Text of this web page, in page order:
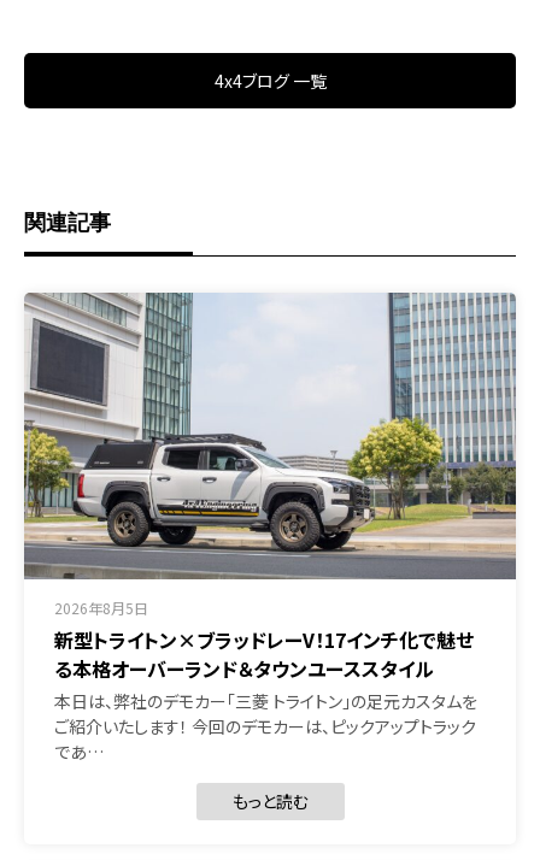
4x4ブログ 一覧
関連記事
2026年8月5日
新型トライトン×ブラッドレーV！17インチ化で魅せ
る本格オーバーランド＆タウンユーススタイル
本日は、弊社のデモカー「三菱 トライトン」の足元カスタムを
ご紹介いたします！ 今回のデモカーは、ピックアップトラック
であ…
もっと読む